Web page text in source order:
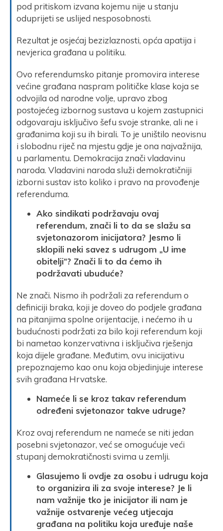
pod pritiskom izvana kojemu nije u stanju
oduprijeti se uslijed nesposobnosti.
Rezultat je osjećaj bezizlaznosti, opća apatija i
nevjerica građana u politiku.
Ovo referendumsko pitanje promovira interese
većine građana naspram političke klase koja se
odvojila od narodne volje, upravo zbog
postojećeg izbornog sustava u kojem zastupnici
odgovaraju isključivo šefu svoje stranke, ali ne i
građanima koji su ih birali. To je uništilo neovisnu
i slobodnu riječ na mjestu gdje je ona najvažnija,
u parlamentu. Demokracija znači vladavinu
naroda. Vladavini naroda služi demokratičniji
izborni sustav isto koliko i pravo na provođenje
referenduma.
Ako sindikati podržavaju ovaj
referendum, znači li to da se slažu sa
svjetonazorom inicijatora? Jesmo li
sklopili neki savez s udrugom „U ime
obitelji“? Znači li to da ćemo ih
podržavati ubuduće?
Ne znači. Nismo ih podržali za referendum o
definiciji braka, koji je doveo do podjele građana
na pitanjima spolne orijentacije, i nećemo ih u
budućnosti podržati za bilo koji referendum koji
bi nametao konzervativna i isključiva rješenja
koja dijele građane. Međutim, ovu inicijativu
prepoznajemo kao onu koja objedinjuje interese
svih građana Hrvatske.
Nameće li se kroz takav referendum
određeni svjetonazor takve udruge?
Kroz ovaj referendum ne nameće se niti jedan
posebni svjetonazor, već se omogućuje veći
stupanj demokratičnosti svima u zemlji.
Glasujemo li ovdje za osobu i udrugu koja
to organizira ili za svoje interese? Je li
nam važnije tko je inicijator ili nam je
važnije ostvarenje većeg utjecaja
građana na politiku koja uređuje naše